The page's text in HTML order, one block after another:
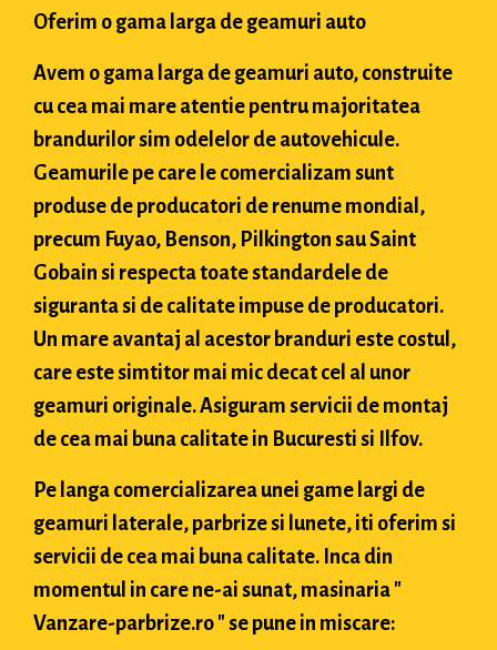
Oferim o gama larga de geamuri auto
Avem o gama larga de geamuri auto, construite
cu cea mai mare atentie pentru majoritatea
brandurilor sim odelelor de autovehicule.
Geamurile pe care le comercializam sunt
produse de producatori de renume mondial,
precum Fuyao, Benson, Pilkington sau Saint
Gobain si respecta toate standardele de
siguranta si de calitate impuse de producatori.
Un mare avantaj al acestor branduri este costul,
care este simtitor mai mic decat cel al unor
geamuri originale. Asiguram servicii de montaj
de cea mai buna calitate in Bucuresti si Ilfov.
Pe langa comercializarea unei game largi de
geamuri laterale, parbrize si lunete, iti oferim si
servicii de cea mai buna calitate. Inca din
momentul in care ne-ai sunat, masinaria "
Vanzare-parbrize.ro " se pune in miscare: